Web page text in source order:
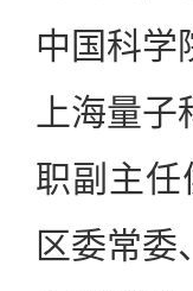
中国科学
上海量
职副主
区委常委